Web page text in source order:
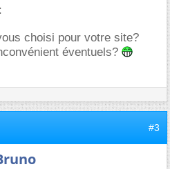
choisi pour votre site?
éventuels?
#3